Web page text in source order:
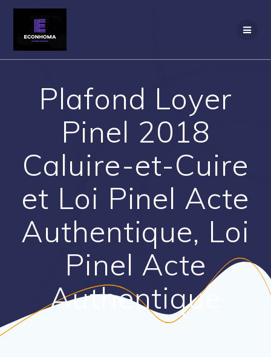
Plafond Loyer
Pinel 2018
Caluire-et-Cuire
et Loi Pinel Acte
Authentique, Loi
Pinel Acte
Authentique